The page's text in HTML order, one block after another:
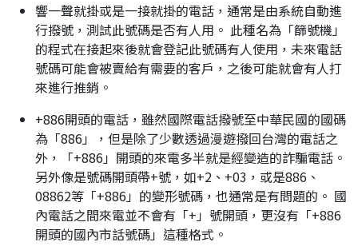
響一聲就掛或是一接就掛的電話，通常是由系統自動進
行撥號，測試此號碼是否有人用。 此種名為「篩號機」
的程式在接起來後就會登記此號碼有人使用，未來電話
號碼可能會被賣給有需要的客戶，之後可能就會有人打
來進行推銷。
+886開頭的電話，雖然國際電話撥號至中華民國的國碼
為「886」，但是除了少數透過漫遊撥回台灣的電話之
外，「+886」開頭的來電多半就是經變造的詐騙電話。
另外像是號碼開頭帶+號，如+2、+03，或是886、
08862等「+886」的變形號碼，也通常是有問題的。 國
內電話之間來電並不會有「+」號開頭，更沒有「+886
開頭的國內市話號碼」這種格式。